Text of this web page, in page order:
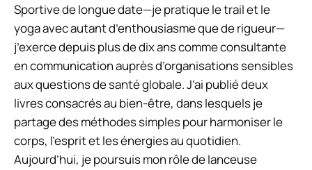
Sportive de longue date—je pratique le trail et le
yoga avec autant d’enthousiasme que de rigueur—
j’exerce depuis plus de dix ans comme consultante
en communication auprès d’organisations sensibles
aux questions de santé globale. J’ai publié deux
livres consacrés au bien-être, dans lesquels je
partage des méthodes simples pour harmoniser le
corps, l’esprit et les énergies au quotidien.
Aujourd’hui, je poursuis mon rôle de lanceuse